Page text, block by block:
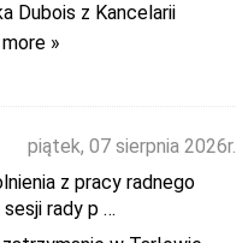
Dubois z Kancelarii
»
piątek, 07 sierpnia 2026r.
z pracy radnego
rady p …